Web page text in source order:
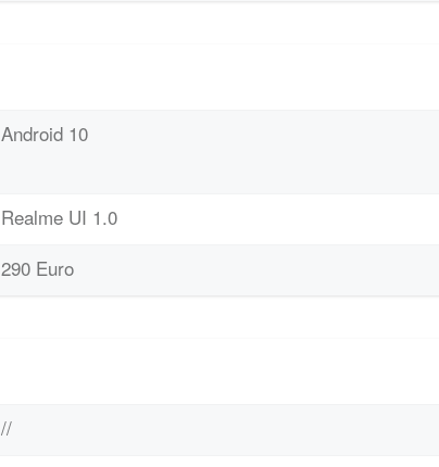
Android 10
Realme UI 1.0
290 Euro
//